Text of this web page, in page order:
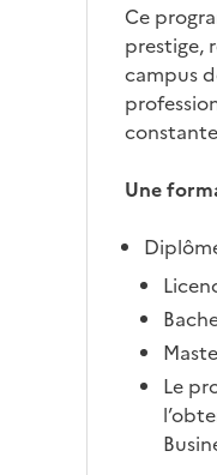
Ce
prestige,
campus
Une
Le